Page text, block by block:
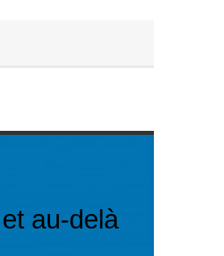
au-delà